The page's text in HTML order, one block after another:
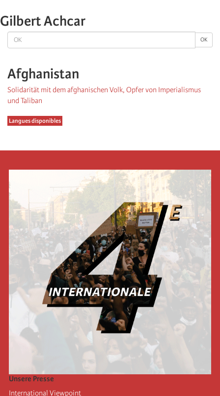
OK OK
Afghanistan
Solidarität mit dem afghanischen Volk, Opfer von Imperialismus
und Taliban
Langues disponibles
Gilbert Achcar
Unsere Presse
International Viewpoint